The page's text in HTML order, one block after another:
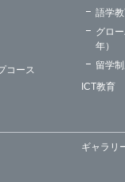
コース
語学
グロ
年）
留学
ICT教育
ギャラリ